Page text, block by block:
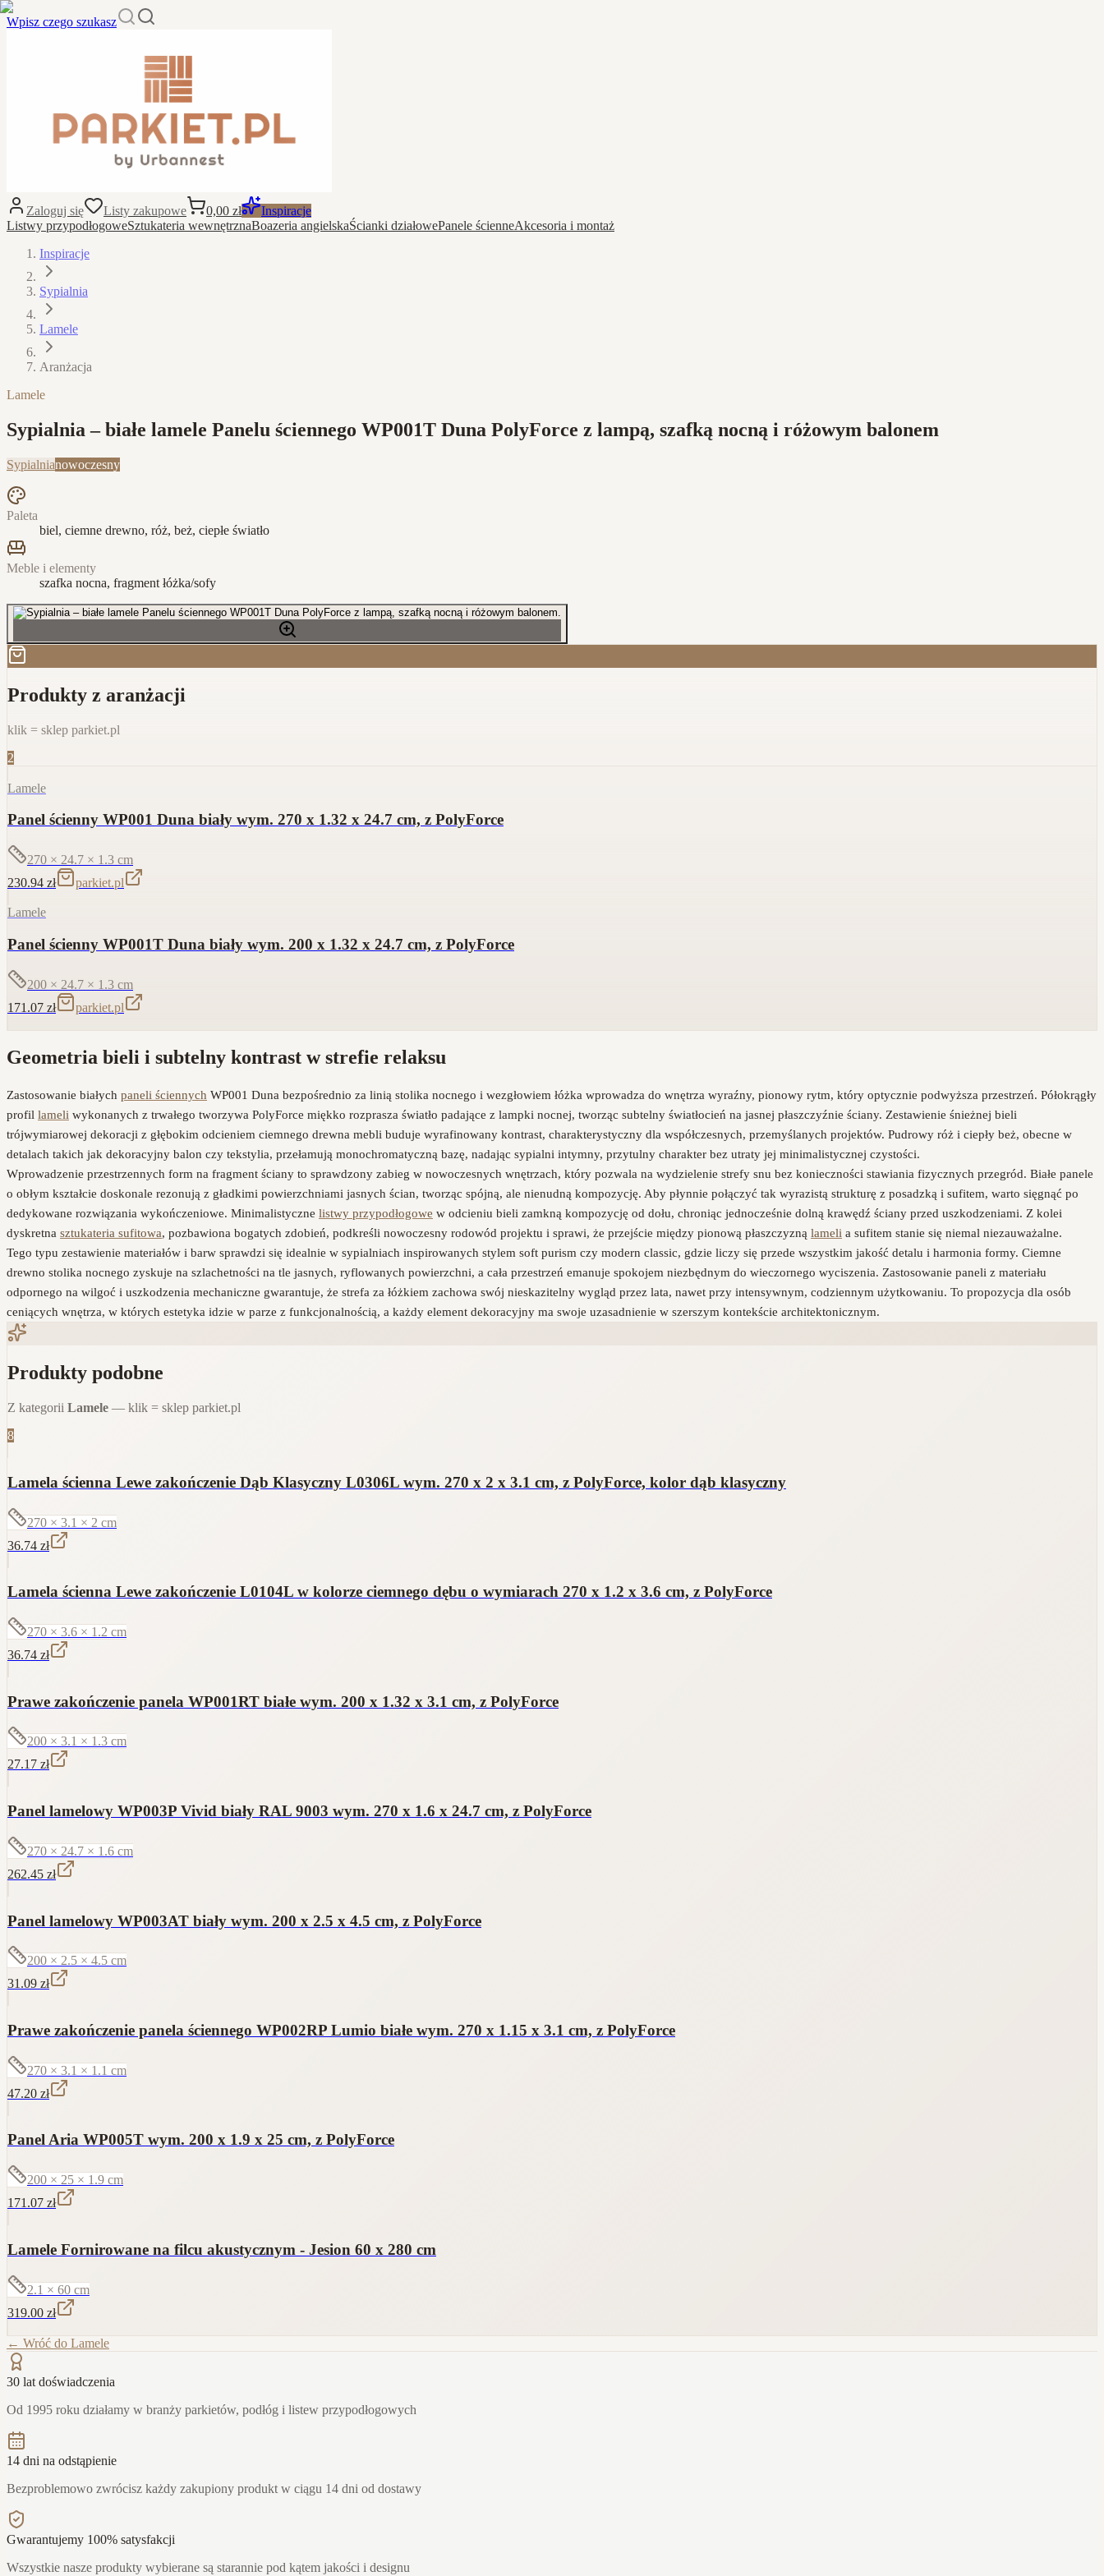
Wpisz czego szukasz
Zaloguj się Listy zakupowe 0,00 zł
Inspiracje
Listwy przypodłogoweSztukateria wewnętrznaBoazeria angielskaŚcianki działowePanele ścienneAkcesoria i montaż
Inspiracje
Sypialnia
Lamele
Aranżacja
Lamele
Sypialnia – białe lamele Panelu ściennego WP001T Duna PolyForce z lampą, szafką nocną i różowym balonem
Sypialnianowoczesny
Paleta
biel, ciemne drewno, róż, beż, ciepłe światło
Meble i elementy
szafka nocna, fragment łóżka/sofy
Produkty z aranżacji
klik = sklep parkiet.pl
2
Lamele
Panel ścienny WP001 Duna biały wym. 270 x 1.32 x 24.7 cm, z PolyForce
270 × 24.7 × 1.3 cm
230.94 zł parkiet.pl
Lamele
Panel ścienny WP001T Duna biały wym. 200 x 1.32 x 24.7 cm, z PolyForce
200 × 24.7 × 1.3 cm
171.07 zł parkiet.pl
Geometria bieli i subtelny kontrast w strefie relaksu
Zastosowanie białych paneli ściennych WP001 Duna bezpośrednio za linią stolika nocnego i wezgłowiem łóżka wprowadza do wnętrza wyraźny, pionowy rytm, który optycznie podwyższa przestrzeń. Półokrągły
profil lameli wykonanych z trwałego tworzywa PolyForce miękko rozprasza światło padające z lampki nocnej, tworząc subtelny światłocień na jasnej płaszczyźnie ściany. Zestawienie śnieżnej bieli
trójwymiarowej dekoracji z głębokim odcieniem ciemnego drewna mebli buduje wyrafinowany kontrast, charakterystyczny dla współczesnych, przemyślanych projektów. Pudrowy róż i ciepły beż, obecne w
detalach takich jak dekoracyjny balon czy tekstylia, przełamują monochromatyczną bazę, nadając sypialni intymny, przytulny charakter bez utraty jej minimalistycznej czystości.
Wprowadzenie przestrzennych form na fragment ściany to sprawdzony zabieg w nowoczesnych wnętrzach, który pozwala na wydzielenie strefy snu bez konieczności stawiania fizycznych przegród. Białe panele
o obłym kształcie doskonale rezonują z gładkimi powierzchniami jasnych ścian, tworząc spójną, ale nienudną kompozycję. Aby płynnie połączyć tak wyrazistą strukturę z posadzką i sufitem, warto sięgnąć po
dedykowane rozwiązania wykończeniowe. Minimalistyczne listwy przypodłogowe w odcieniu bieli zamkną kompozycję od dołu, chroniąc jednocześnie dolną krawędź ściany przed uszkodzeniami. Z kolei
dyskretna sztukateria sufitowa, pozbawiona bogatych zdobień, podkreśli nowoczesny rodowód projektu i sprawi, że przejście między pionową płaszczyzną lameli a sufitem stanie się niemal niezauważalne.
Tego typu zestawienie materiałów i barw sprawdzi się idealnie w sypialniach inspirowanych stylem soft purism czy modern classic, gdzie liczy się przede wszystkim jakość detalu i harmonia formy. Ciemne
drewno stolika nocnego zyskuje na szlachetności na tle jasnych, ryflowanych powierzchni, a cała przestrzeń emanuje spokojem niezbędnym do wieczornego wyciszenia. Zastosowanie paneli z materiału
odpornego na wilgoć i uszkodzenia mechaniczne gwarantuje, że strefa za łóżkiem zachowa swój nieskazitelny wygląd przez lata, nawet przy intensywnym, codziennym użytkowaniu. To propozycja dla osób
ceniących wnętrza, w których estetyka idzie w parze z funkcjonalnością, a każdy element dekoracyjny ma swoje uzasadnienie w szerszym kontekście architektonicznym.
Produkty podobne
Z kategorii Lamele — klik = sklep parkiet.pl
8
Lamela ścienna Lewe zakończenie Dąb Klasyczny L0306L wym. 270 x 2 x 3.1 cm, z PolyForce, kolor dąb klasyczny
270 × 3.1 × 2 cm
36.74 zł
Lamela ścienna Lewe zakończenie L0104L w kolorze ciemnego dębu o wymiarach 270 x 1.2 x 3.6 cm, z PolyForce
270 × 3.6 × 1.2 cm
36.74 zł
Prawe zakończenie panela WP001RT białe wym. 200 x 1.32 x 3.1 cm, z PolyForce
200 × 3.1 × 1.3 cm
27.17 zł
Panel lamelowy WP003P Vivid biały RAL 9003 wym. 270 x 1.6 x 24.7 cm, z PolyForce
270 × 24.7 × 1.6 cm
262.45 zł
Panel lamelowy WP003AT biały wym. 200 x 2.5 x 4.5 cm, z PolyForce
200 × 2.5 × 4.5 cm
31.09 zł
Prawe zakończenie panela ściennego WP002RP Lumio białe wym. 270 x 1.15 x 3.1 cm, z PolyForce
270 × 3.1 × 1.1 cm
47.20 zł
Panel Aria WP005T wym. 200 x 1.9 x 25 cm, z PolyForce
200 × 25 × 1.9 cm
171.07 zł
Lamele Fornirowane na filcu akustycznym - Jesion 60 x 280 cm
2.1 × 60 cm
319.00 zł
← Wróć do Lamele
30 lat doświadczenia
Od 1995 roku działamy w branży parkietów, podłóg i listew przypodłogowych
14 dni na odstąpienie
Bezproblemowo zwrócisz każdy zakupiony produkt w ciągu 14 dni od dostawy
Gwarantujemy 100% satysfakcji
Wszystkie nasze produkty wybierane są starannie pod kątem jakości i designu